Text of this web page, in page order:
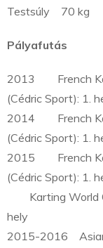
Testsúly 70 kg
Pályafutás
2013 French
(Cédric Sport): 1.
2014 French
(Cédric Sport): 1.
2015 French
(Cédric Sport): 1.
Karting World
hely
2015-2016 Asian